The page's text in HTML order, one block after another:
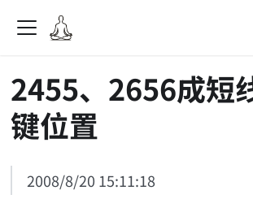
2455、2656成短
键位置
2008/8/20 15:11:18